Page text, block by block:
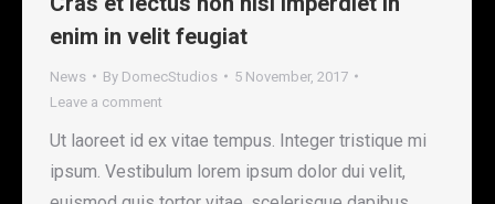
enim in velit feugiat
News By DomecStudios
5 November, 2017
Leave a comment
Ut laoreet id ex vitae tempus. Integer tristique mi
ipsum. Vestibulum lorem ipsum dolor dui velit,